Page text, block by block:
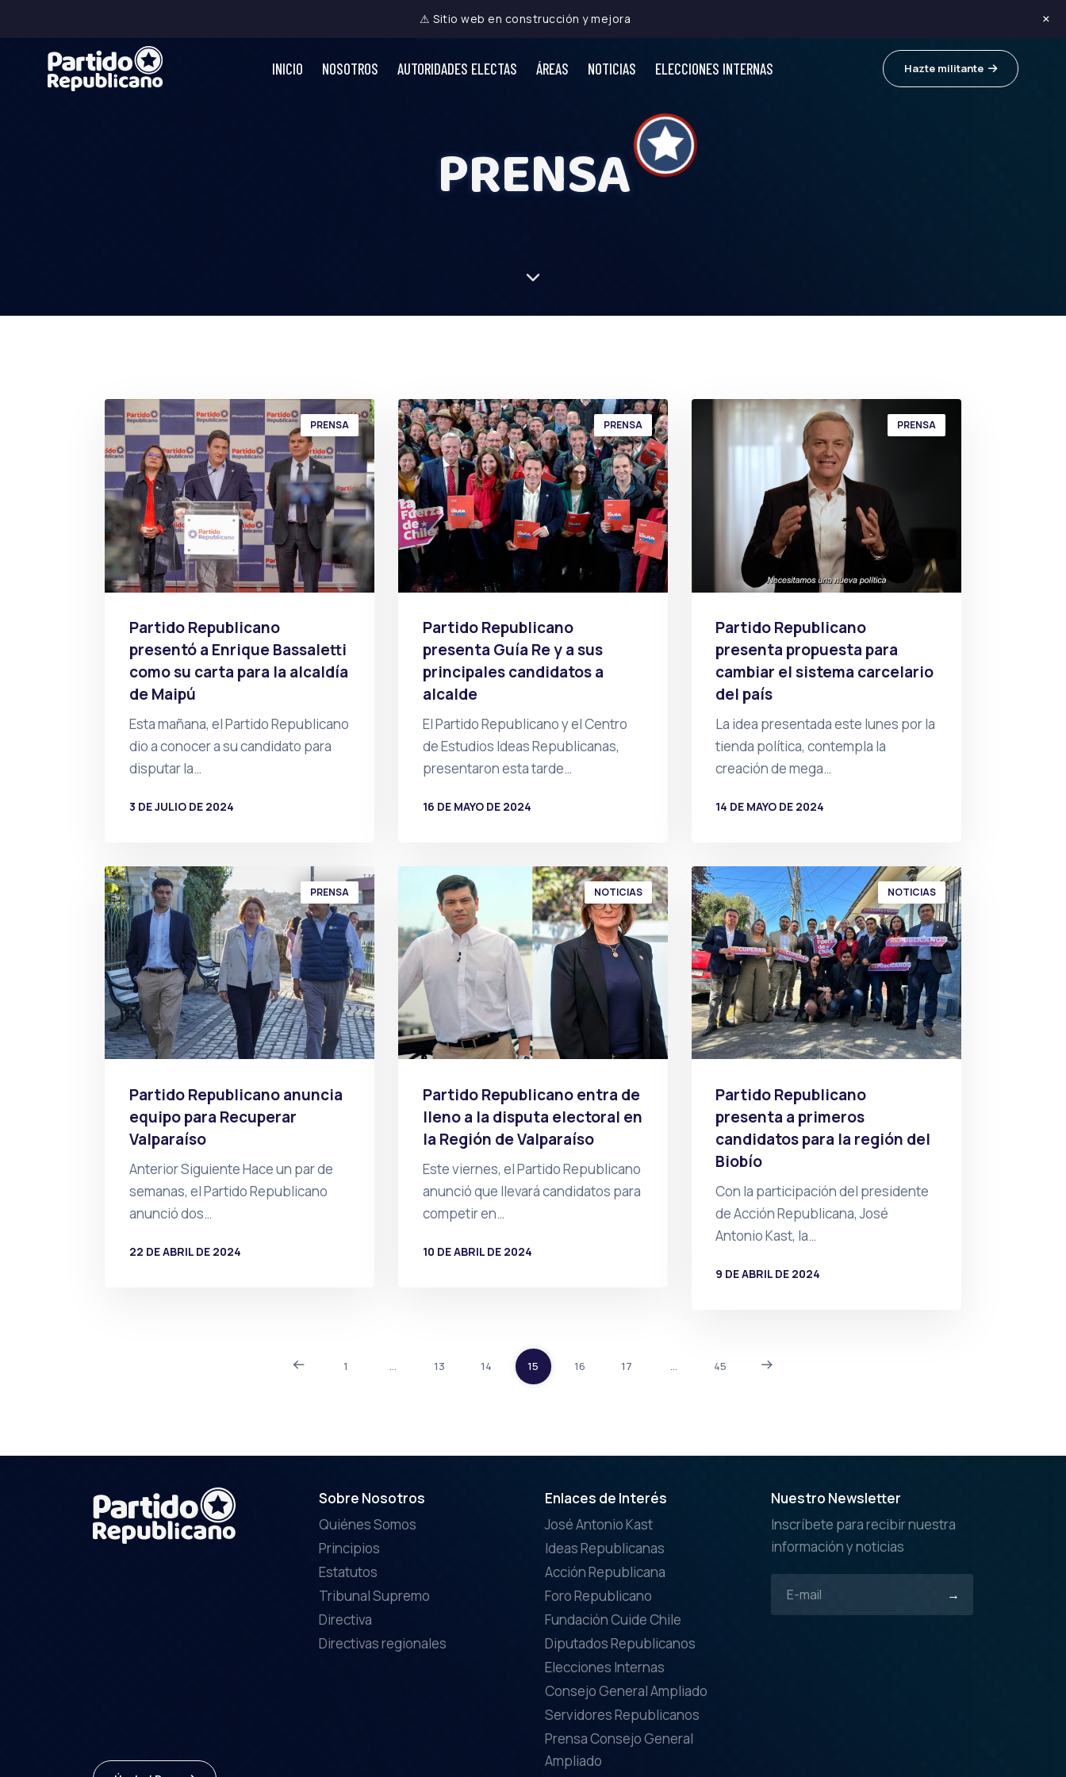
⚠ Sitio web en construcción y mejora ×
INICIO NOSOTROS AUTORIDADES ELECTAS ÁREAS NOTICIAS ELECCIONES INTERNAS Hazte militante
PRENSA
PRENSA
Partido Republicano
presentó a Enrique Bassaletti
como su carta para la alcaldía
de Maipú
Esta mañana, el Partido Republicano
dio a conocer a su candidato para
disputar la…
3 DE JULIO DE 2024
PRENSA
Partido Republicano
presenta Guía Re y a sus
principales candidatos a
alcalde
El Partido Republicano y el Centro
de Estudios Ideas Republicanas,
presentaron esta tarde…
16 DE MAYO DE 2024
PRENSA
Partido Republicano
presenta propuesta para
cambiar el sistema carcelario
del país
La idea presentada este lunes por la
tienda política, contempla la
creación de mega…
14 DE MAYO DE 2024
PRENSA
Partido Republicano anuncia
equipo para Recuperar
Valparaíso
Anterior Siguiente Hace un par de
semanas, el Partido Republicano
anunció dos…
22 DE ABRIL DE 2024
NOTICIAS
Partido Republicano entra de
lleno a la disputa electoral en
la Región de Valparaíso
Este viernes, el Partido Republicano
anunció que llevará candidatos para
competir en…
10 DE ABRIL DE 2024
NOTICIAS
Partido Republicano
presenta a primeros
candidatos para la región del
Biobío
Con la participación del presidente
de Acción Republicana, José
Antonio Kast, la…
9 DE ABRIL DE 2024
1 … 13 14 15 16 17 … 45
Sobre Nosotros
Quiénes Somos
Principios
Estatutos
Tribunal Supremo
Directiva
Directivas regionales
Enlaces de Interés
José Antonio Kast
Ideas Republicanas
Acción Republicana
Foro Republicano
Fundación Cuide Chile
Diputados Republicanos
Elecciones Internas
Consejo General Ampliado
Servidores Republicanos
Prensa Consejo General
Ampliado
Nuestro Newsletter
Inscríbete para recibir nuestra
información y noticias